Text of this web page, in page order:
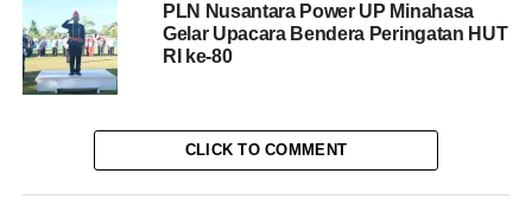
PLN Nusantara Power UP Minahasa
Gelar Upacara Bendera Peringatan HUT
RI ke-80
CLICK TO COMMENT